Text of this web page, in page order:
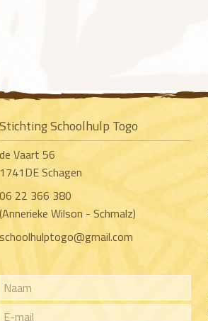
Stichting Schoolhulp Togo
de Vaart 56
1741DE Schagen
06 22 366 380
(Annerieke Wilson - Schmalz)
schoolhulptogo@gmail.com